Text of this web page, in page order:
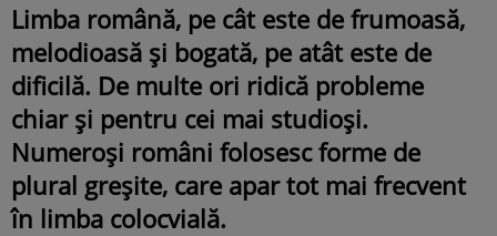
Limba română, pe cât este de frumoasă,
melodioasă și bogată, pe atât este de
dificilă. De multe ori ridică probleme
chiar și pentru cei mai studioși.
Numeroși români folosesc forme de
plural greșite, care apar tot mai frecvent
în limba colocvială.